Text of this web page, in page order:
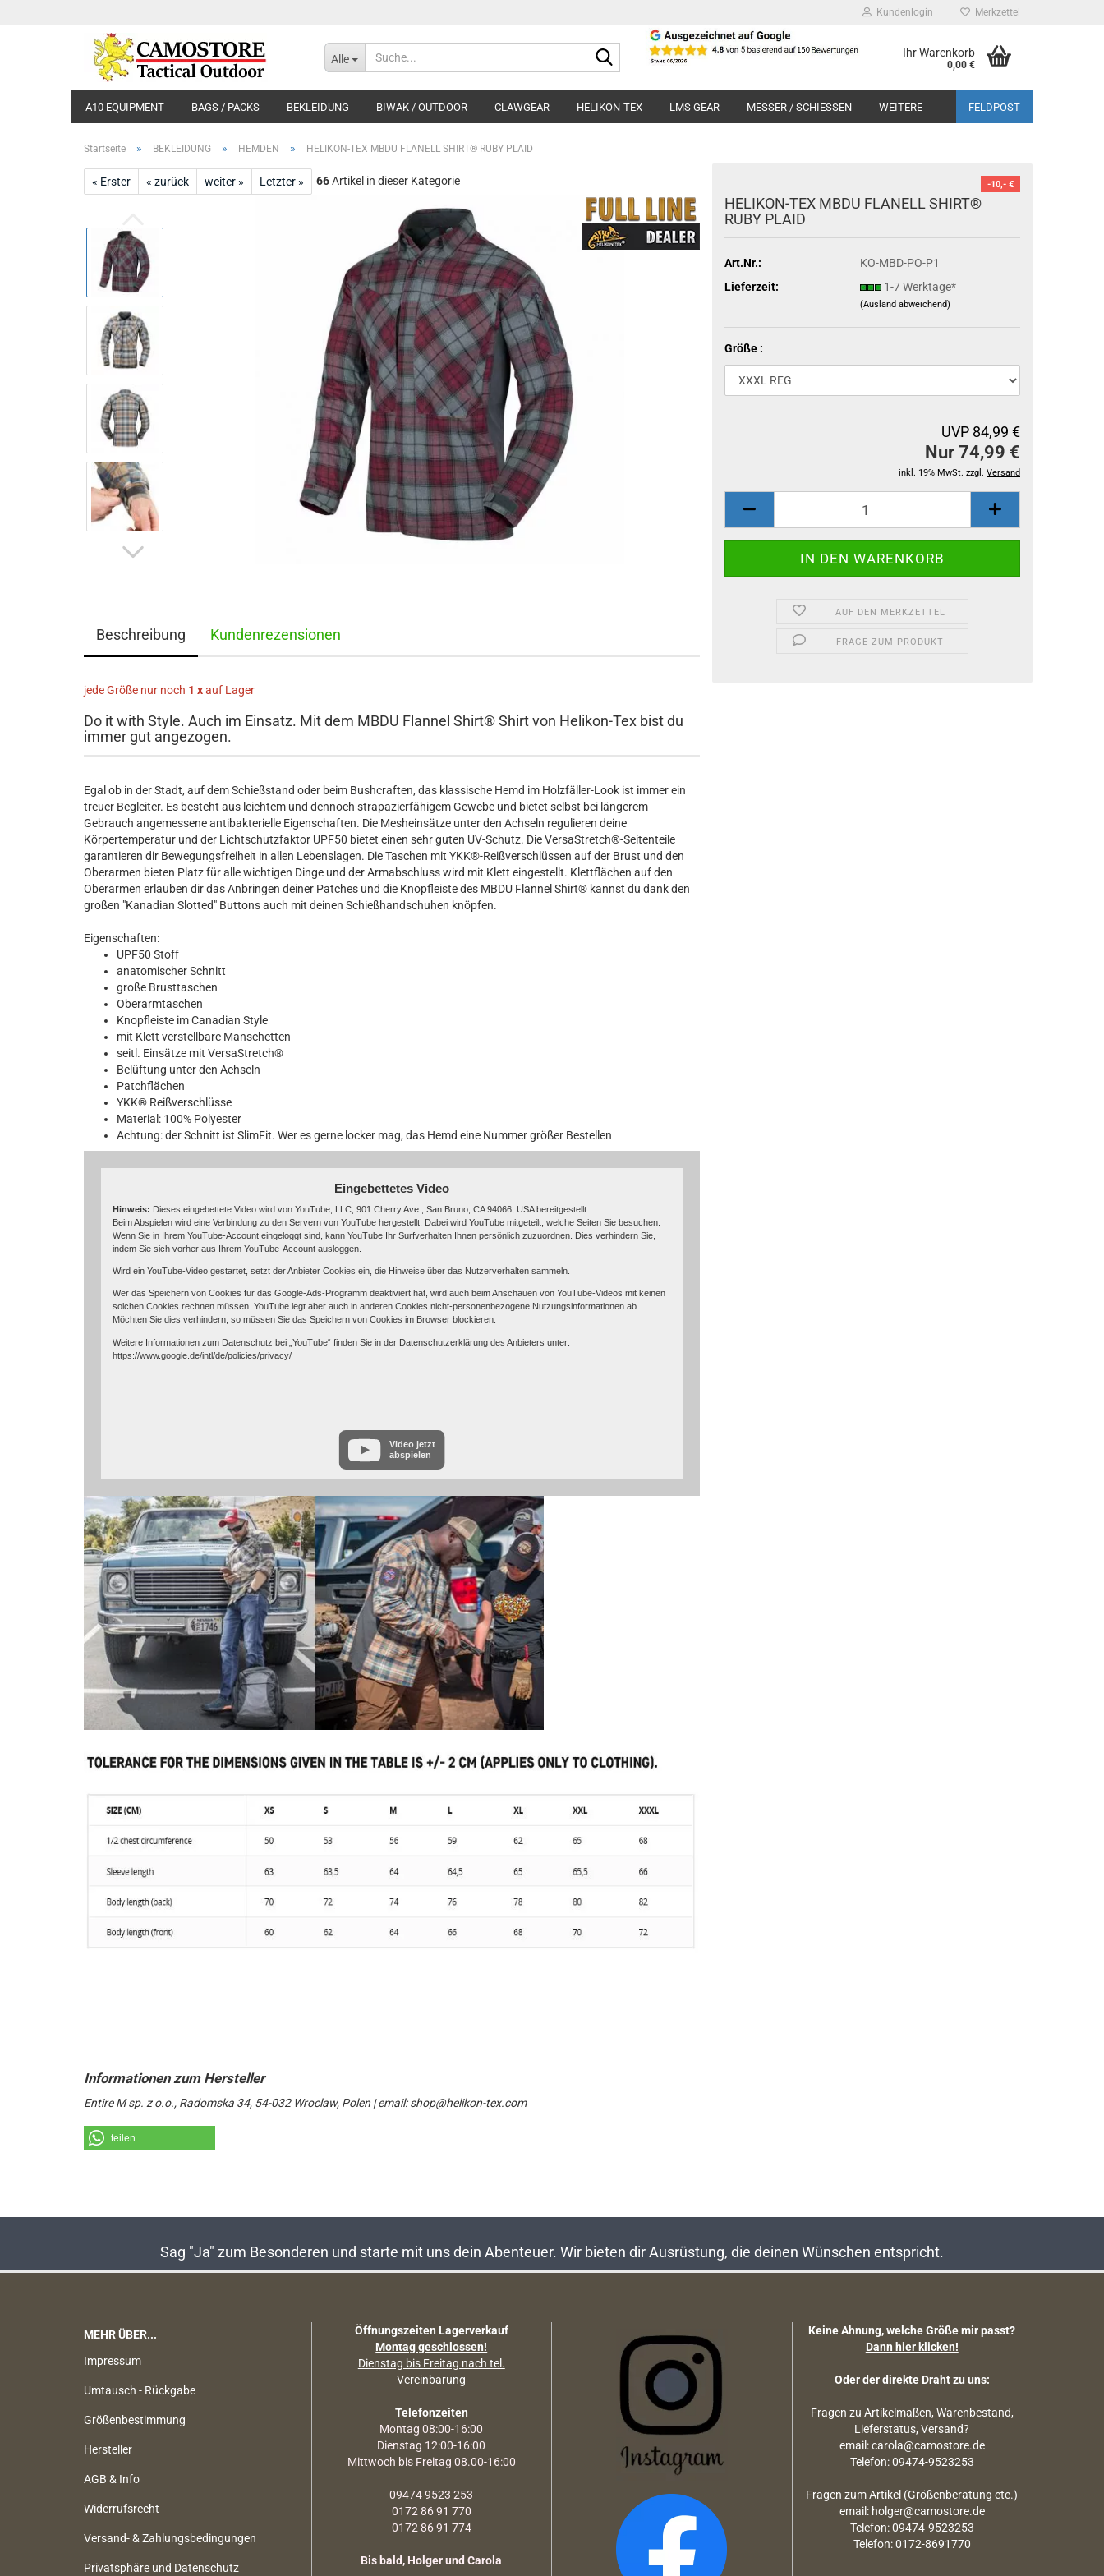
Kundenlogin Merkzettel
Alle
Suche... Ihr Warenkorb
0,00 €
A10 EQUIPMENT BAGS / PACKS BEKLEIDUNG BIWAK / OUTDOOR CLAWGEAR HELIKON-TEX LMS GEAR MESSER / SCHIESSEN FELDPOST
WEITERE
Startseite » BEKLEIDUNG » HEMDEN » HELIKON-TEX MBDU FLANELL SHIRT® RUBY PLAID
« Erster « zurück weiter » Letzter » 66Artikel in dieser Kategorie -10,- €
HELIKON-TEX MBDU FLANELL SHIRT®
RUBY PLAID
Art.Nr.:
KO-MBD-PO-P1
Lieferzeit:
1-7 Werktage*
(Ausland abweichend)
Größe :
UVP 84,99 €
Nur 74,99 €
inkl. 19% MwSt. zzgl. Versand
AUF DEN MERKZETTEL
FRAGE ZUM PRODUKT
Beschreibung Kundenrezensionen
jede Größe nur noch 1 xauf Lager
Do it with Style. Auch im Einsatz. Mit dem MBDU Flannel Shirt® Shirt von Helikon-Tex bist du
immer gut angezogen.
Egal ob in der Stadt, auf dem Schießstand oder beim Bushcraften, das klassische Hemd im Holzfäller-Look ist immer ein
treuer Begleiter. Es besteht aus leichtem und dennoch strapazierfähigem Gewebe und bietet selbst bei längerem
Gebrauch angemessene antibakterielle Eigenschaften. Die Mesheinsätze unter den Achseln regulieren deine
Körpertemperatur und der Lichtschutzfaktor UPF50 bietet einen sehr guten UV-Schutz. Die VersaStretch®-Seitenteile
garantieren dir Bewegungsfreiheit in allen Lebenslagen. Die Taschen mit YKK®-Reißverschlüssen auf der Brust und den
Oberarmen bieten Platz für alle wichtigen Dinge und der Armabschluss wird mit Klett eingestellt. Klettflächen auf den
Oberarmen erlauben dir das Anbringen deiner Patches und die Knopfleiste des MBDU Flannel Shirt® kannst du dank den
großen "Kanadian Slotted" Buttons auch mit deinen Schießhandschuhen knöpfen.
Eigenschaften:
UPF50 Stoff
anatomischer Schnitt
große Brusttaschen
Oberarmtaschen
Knopfleiste im Canadian Style
mit Klett verstellbare Manschetten
seitl. Einsätze mit VersaStretch®
Belüftung unter den Achseln
Patchflächen
YKK® Reißverschlüsse
Material: 100% Polyester
Achtung: der Schnitt ist SlimFit. Wer es gerne locker mag, das Hemd eine Nummer größer Bestellen
Eingebettetes Video
Hinweis: Dieses eingebettete Video wird von YouTube, LLC, 901 Cherry Ave., San Bruno, CA 94066, USA bereitgestellt.
Beim Abspielen wird eine Verbindung zu den Servern von YouTube hergestellt. Dabei wird YouTube mitgeteilt, welche Seiten Sie besuchen.
Wenn Sie in Ihrem YouTube-Account eingeloggt sind, kann YouTube Ihr Surfverhalten Ihnen persönlich zuzuordnen. Dies verhindern Sie,
indem Sie sich vorher aus Ihrem YouTube-Account ausloggen.
Wird ein YouTube-Video gestartet, setzt der Anbieter Cookies ein, die Hinweise über das Nutzerverhalten sammeln.
Wer das Speichern von Cookies für das Google-Ads-Programm deaktiviert hat, wird auch beim Anschauen von YouTube-Videos mit keinen
solchen Cookies rechnen müssen. YouTube legt aber auch in anderen Cookies nicht-personenbezogene Nutzungsinformationen ab.
Möchten Sie dies verhindern, so müssen Sie das Speichern von Cookies im Browser blockieren.
Weitere Informationen zum Datenschutz bei „YouTube“ finden Sie in der Datenschutzerklärung des Anbieters unter:
https://www.google.de/intl/de/policies/privacy/
Video jetzt
abspielen
Entire M sp. z o.o., Radomska 34, 54-032 Wroclaw, Polen | email: shop@helikon-tex.com
teilen
Sag "Ja" zum Besonderen und starte mit uns dein Abenteuer. Wir bieten dir Ausrüstung, die deinen Wünschen entspricht.
MEHR ÜBER...
Impressum
Umtausch - Rückgabe
Größenbestimmung
Hersteller
AGB & Info
Widerrufsrecht
Versand- & Zahlungsbedingungen
Privatsphäre und Datenschutz
Öffnungszeiten Lagerverkauf
Montag geschlossen!
Dienstag bis Freitag nach tel.
Vereinbarung
Telefonzeiten
Montag 08:00-16:00
Dienstag 12:00-16:00
Mittwoch bis Freitag 08.00-16:00
09474 9523 253
0172 86 91 770
0172 86 91 774
Bis bald, Holger und Carola
Keine Ahnung, welche Größe mir passt?
Dann hier klicken!
Oder der direkte Draht zu uns:
Fragen zu Artikelmaßen, Warenbestand,
Lieferstatus, Versand?
email: carola@camostore.de
Telefon: 09474-9523253
Fragen zum Artikel (Größenberatung etc.)
email: holger@camostore.de
Telefon: 09474-9523253
Telefon: 0172-8691770